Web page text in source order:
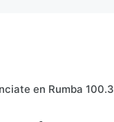
en Rumba 100.3